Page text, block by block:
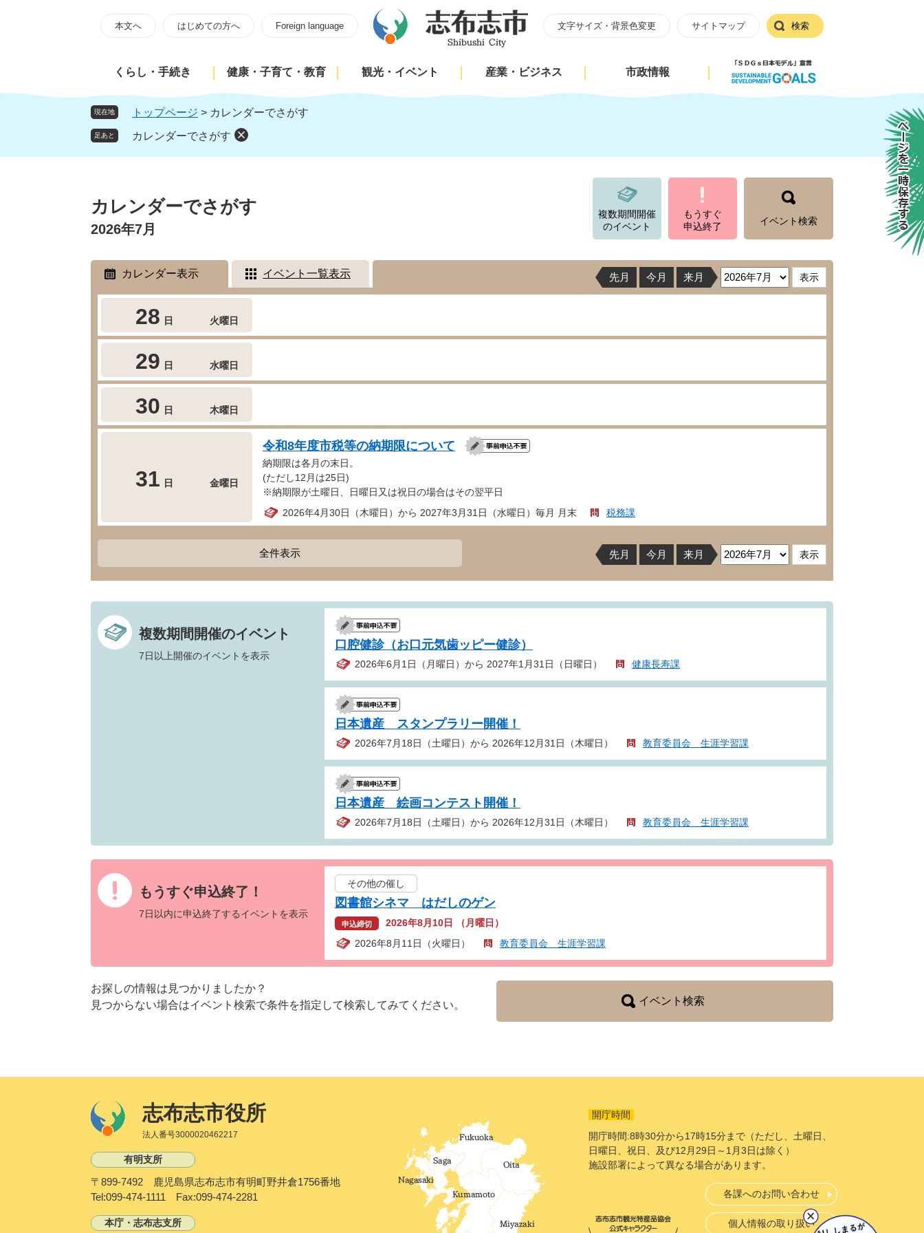
頭
飛
本
本文へ はじめての方へ Foreign language 文字サイズ・背景色変更 サイトマップ 検索
くらし・手続き 健康・子育て・教育 観光・イベント 産業・ビジネス 市政情報
現在地 トップページ > カレンダーでさがす
足あと カレンダーでさがす
文
カレンダーでさがす
複数期間開催
のイベント
もうすぐ
申込終了
イベント検索
2026年7月
カレンダー表示 イベント一覧表示 先月 今月 来月
28 日 火曜日
29 日 水曜日
30 日 木曜日
31 日 金曜日
令和8年度市税等の納期限について
納期限は各月の末日。
(ただし12月は25日)
※納期限が土曜日、日曜日又は祝日の場合はその翌平日
2026年4月30日（木曜日）から 2027年3月31日（水曜日）毎月 月末
税務課
全件表示 先月 今月 来月
複数期間開催のイベント
7日以上開催のイベントを表示
口腔健診（お口元気歯ッピー健診）
2026年6月1日（月曜日）から 2027年1月31日（日曜日） 健康長寿課
日本遺産 スタンプラリー開催！
2026年7月18日（土曜日）から 2026年12月31日（木曜日） 教育委員会 生涯学習課
日本遺産 絵画コンテスト開催！
2026年7月18日（土曜日）から 2026年12月31日（木曜日） 教育委員会 生涯学習課
もうすぐ申込終了！
7日以内に申込終了するイベントを表示
その他の催し
図書館シネマ はだしのゲン
申込締切
2026年8月10日 （月曜日）
2026年8月11日（火曜日）
教育委員会 生涯学習課
お探しの情報は見つかりましたか？
見つからない場合はイベント検索で条件を指定して検索してみてください。
イベント検索
志布志市役所
法人番号3000020462217
有明支所
〒899-7492 鹿児島県志布志市有明町野井倉1756番地
Tel:099-474-1111 Fax:099-474-2281
本庁・志布志支所
開庁時間
開庁時間:8時30分から17時15分まで（ただし、土曜日、
日曜日、祝日、及び12月29日～1月3日は除く）
施設部署によって異なる場合があります。
各課へのお問い合わせ
個人情報の取り扱い
ページを一時保存する